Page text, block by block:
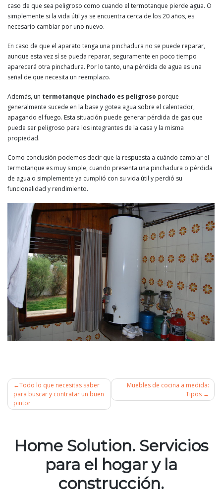
caso de que sea peligroso como cuando el termotanque pierde agua. O
simplemente si la vida útil ya se encuentra cerca de los 20 años, es
necesario cambiar por uno nuevo.
En caso de que el aparato tenga una pinchadura no se puede reparar,
aunque esta vez sí se pueda reparar, seguramente en poco tiempo
aparecerá otra pinchadura. Por lo tanto, una pérdida de agua es una
señal de que necesita un reemplazo.
Además, un termotanque pinchado es peligroso porque
generalmente sucede en la base y gotea agua sobre el calentador,
apagando el fuego. Esta situación puede generar pérdida de gas que
puede ser peligroso para los integrantes de la casa y la misma
propiedad.
Como conclusión podemos decir que la respuesta a cuándo cambiar el
termotanque es muy simple, cuando presenta una pinchadura o pérdida
de agua o simplemente ya cumplió con su vida útil y perdió su
funcionalidad y rendimiento.
Navegación
entradas
Todo lo que necesitas saber
para buscar y contratar un buen
pintor
Muebles de cocina a medida:
Tipos
Home Solution. Servicios
para el hogar y la
construcción.